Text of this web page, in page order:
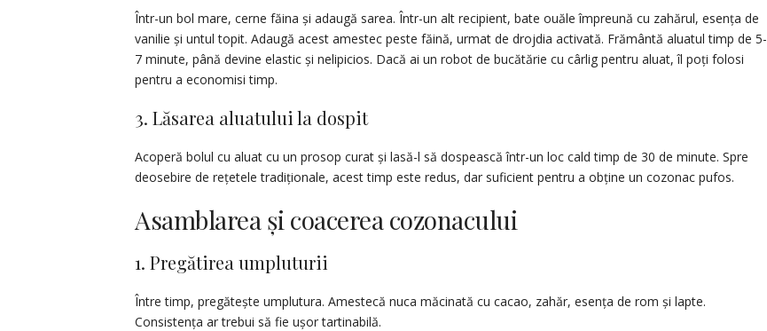
Într-un bol mare, cerne făina și adaugă sarea. Într-un alt recipient, bate ouăle împreună cu zahărul, esența de
vanilie și untul topit. Adaugă acest amestec peste făină, urmat de drojdia activată. Frământă aluatul timp de 5-
7 minute, până devine elastic și nelipicios. Dacă ai un robot de bucătărie cu cârlig pentru aluat, îl poți folosi
pentru a economisi timp.
3. Lăsarea aluatului la dospit
Acoperă bolul cu aluat cu un prosop curat și lasă-l să dospească într-un loc cald timp de 30 de minute. Spre
deosebire de rețetele tradiționale, acest timp este redus, dar suficient pentru a obține un cozonac pufos.
Asamblarea și coacerea cozonacului
1. Pregătirea umpluturii
Între timp, pregătește umplutura. Amestecă nuca măcinată cu cacao, zahăr, esența de rom și lapte.
Consistența ar trebui să fie ușor tartinabilă.